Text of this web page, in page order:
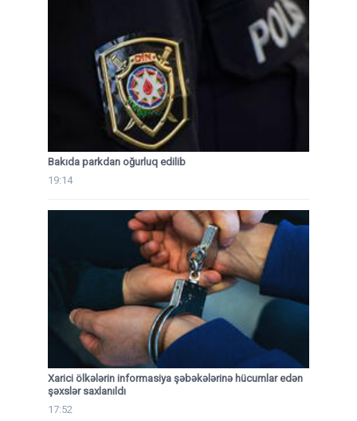
Bakıda parkdan oğurluq edilib
19:14
Xarici ölkələrin informasiya şəbəkələrinə hücumlar edən
şəxslər saxlanıldı
17:52